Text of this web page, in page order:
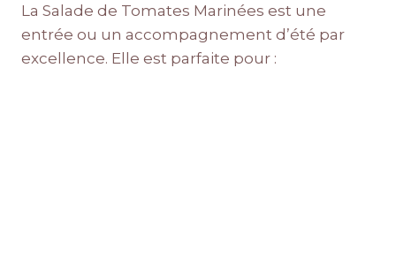
La Salade de Tomates Marinées est une
entrée ou un accompagnement d’été par
excellence. Elle est parfaite pour :